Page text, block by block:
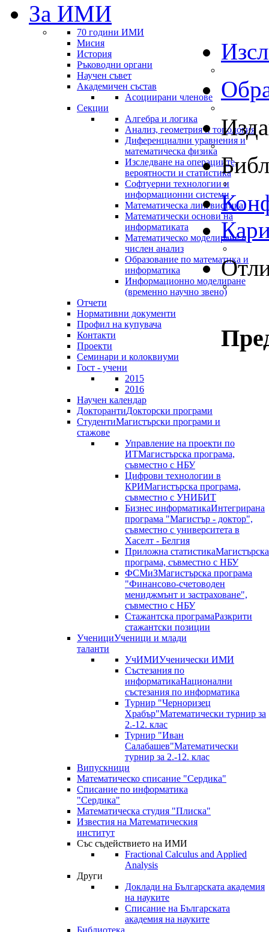
За ИМИ
70 години ИМИ
Мисия
История
Ръководни органи
Научен съвет
Академичен състав
Асоциирани членове
Секции
Алгебра и логика
Анализ, геометрия и топология
Диференциални уравнения и
математическа физика
Изследване на операциите,
вероятности и статистика
Софтуерни технологии и
информационни системи
Математическа лингвистика
Математически основи на
информатиката
Математическо моделиране и
числен анализ
Образование по математика и
информатика
Информационно моделиране
(временно научно звено)
Отчети
Нормативни документи
Профил на купувача
Контакти
Проекти
Семинари и колоквиуми
Гост - учени
2015
2016
Научен календар
ДокторантиДокторски програми
СтудентиМагистърски програми и
стажове
Управление на проекти по
ИТМагистърска програма,
съвместно с НБУ
Цифрови технологии в
КРИМагистърска програма,
съвместно с УНИБИТ
Бизнес информатикаИнтегрирана
програма "Магистър - доктор",
съвместно с университета в
Хаселт - Белгия
Приложна статистикаМагистърска
програма, съвместно с НБУ
ФСМиЗМагистърска програма
"Финансово-счетоводен
мениджмънт и застраховане",
съвместно с НБУ
Стажантска програмаРазкрити
стажантски позиции
УченициУченици и млади
таланти
УчИМИУченически ИМИ
Състезания по
информатикаНационални
състезания по информатика
Турнир "Черноризец
Храбър"Математически турнир за
2.-12. клас
Турнир "Иван
Салабашев"Математически
турнир за 2.-12. клас
Випускници
Математическо списание "Сердика"
Списание по информатика
"Сердика"
Математическа студия "Плиска"
Известия на Математическия
институт
Със съдействието на ИМИ
Fractional Calculus and Applied
Analysis
Други
Доклади на Българската академия
на науките
Списание на Българската
академия на науките
Библиотека